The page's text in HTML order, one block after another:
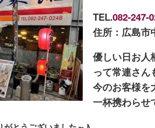
TEL.082-247-
住所：広島市
優しい日お人
って常連さん
今のお客様を
一杯携わらせ